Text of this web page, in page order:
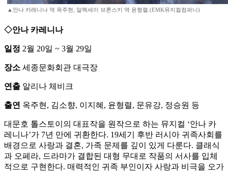
▲안나 카레니나 역 옥주현, 알렉세이 브론스키 역 윤형렬.(EMK뮤지컬컴퍼니)
◇안나 카레니나
일정 2월 20일 ~ 3월 29일
장소 세종문화회관 대극장
연출 알리나 체비크
출연 옥주현, 김소향, 이지혜, 윤형렬, 문유강, 정승원 등
대문호 톨스토이의 대표작을 원작으로 하는 뮤지컬 ‘안나 카
레니나’가 7년 만에 귀환한다. 19세기 후반 러시아 귀족사회를
배경으로 사랑과 결혼, 가족 문제를 깊이 있게 다룬다. 클래식
과 오페라, 드라마가 결합된 대형 무대로 작품의 서사를 입체
적으로 구현한다. 매력적인 귀족 부인이자 사랑과 비극을 오가